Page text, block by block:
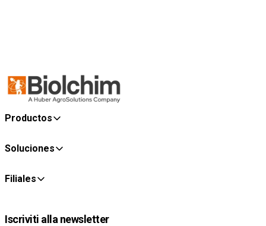
Productos
Soluciones
Filiales
Iscriviti alla newsletter